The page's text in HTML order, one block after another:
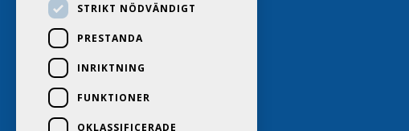
STRIKT NÖDVÄNDIGT
PRESTANDA
INRIKTNING
FUNKTIONER
OKLASSIFICERADE